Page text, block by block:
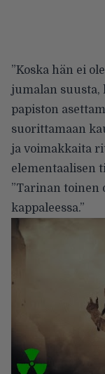
”Koska hän ei
jumalan suusta,
papiston
suorittamaan
ja voimakkaita
elementaalisen
”Tarinan toinen
kappaleessa.”